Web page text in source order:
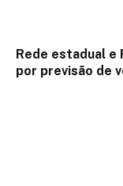
Rede estadual e
por previsão de